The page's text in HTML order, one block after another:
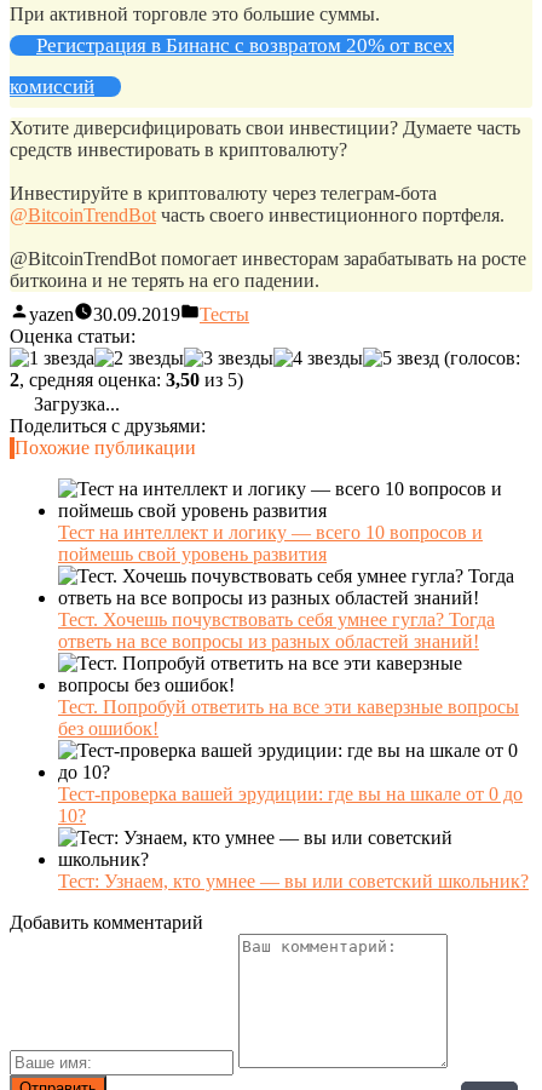
При активной торговле это большие суммы.
Регистрация в Бинанс с возвратом 20% от всех
комиссий
Хотите диверсифицировать свои инвестиции? Думаете часть
средств инвестировать в криптовалюту?
Инвестируйте в криптовалюту через телеграм-бота
@BitcoinTrendBot часть своего инвестиционного портфеля.
@BitcoinTrendBot помогает инвесторам зарабатывать на росте
биткоина и не терять на его падении.
yazen
30.09.2019
Тесты
Оценка статьи:
(голосов:
2, средняя оценка: 3,50 из 5)
Загрузка...
Поделиться с друзьями:
Похожие публикации
Тест на интеллект и логику — всего 10 вопросов и
поймешь свой уровень развития
Тест. Хочешь почувствовать себя умнее гугла? Тогда
ответь на все вопросы из разных областей знаний!
Тест. Попробуй ответить на все эти каверзные вопросы
без ошибок!
Тест-проверка вашей эрудиции: где вы на шкале от 0 до
10?
Тест: Узнаем, кто умнее — вы или советский школьник?
Добавить комментарий